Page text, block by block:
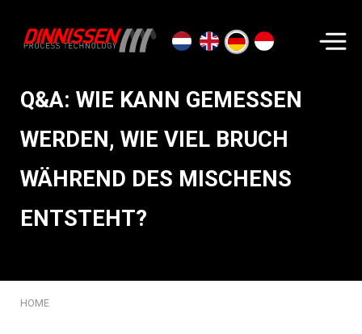
Q&A: WIE KANN GEMESSEN
WERDEN, WIE VIEL BRUCH
WÄHREND DES MISCHENS
ENTSTEHT?
HOME